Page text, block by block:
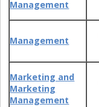
Management
Management
Marketing and
Marketing
Management